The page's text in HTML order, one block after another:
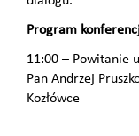
Program
11:00 – Powitanie
Pan Andrzej
Kozłówce